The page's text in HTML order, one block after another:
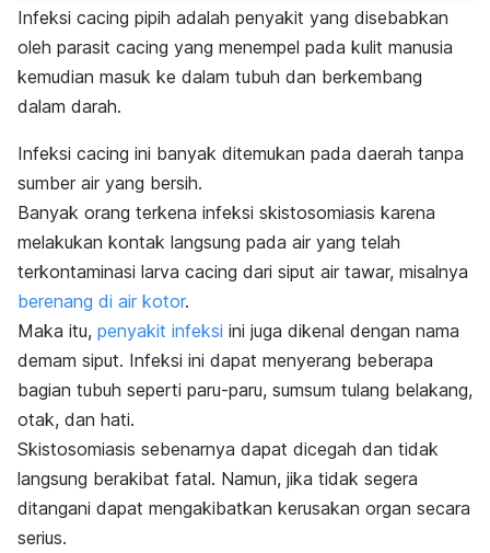
Infeksi cacing pipih adalah penyakit yang disebabkan
oleh parasit cacing yang menempel pada kulit manusia
kemudian masuk ke dalam tubuh dan berkembang
dalam darah.
Infeksi cacing ini banyak ditemukan pada daerah tanpa
sumber air yang bersih.
Banyak orang terkena infeksi skistosomiasis karena
melakukan kontak langsung pada air yang telah
terkontaminasi larva cacing dari siput air tawar, misalnya
berenang di air kotor.
Maka itu, penyakit infeksi ini juga dikenal dengan nama
demam siput. Infeksi ini dapat menyerang beberapa
bagian tubuh seperti paru-paru, sumsum tulang belakang,
otak, dan hati.
Skistosomiasis sebenarnya dapat dicegah dan tidak
langsung berakibat fatal. Namun, jika tidak segera
ditangani dapat mengakibatkan kerusakan organ secara
serius.